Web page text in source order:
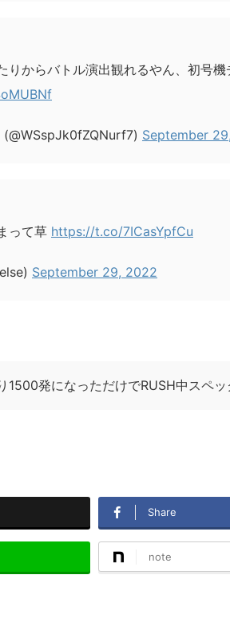
りからバトル演出観れるやん、初号
September
って草 https://t.co/7ICasYpfCu
September 29, 2022
1500発になっただけでRUSH中スペ
Share
note